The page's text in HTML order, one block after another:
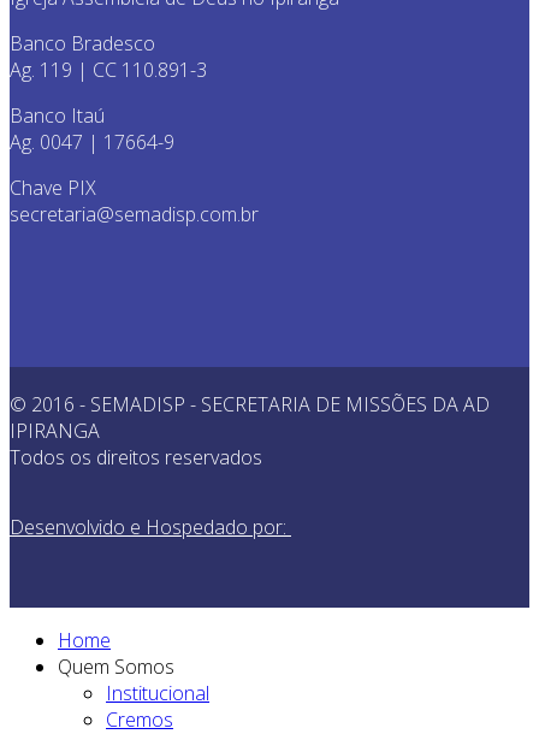
Banco Bradesco
Ag. 119 | CC 110.891-3
Banco Itaú
Ag. 0047 | 17664-9
Chave PIX
secretaria@semadisp.com.br
© 2016 - SEMADISP - SECRETARIA DE MISSÕES DA AD
IPIRANGA
Todos os direitos reservados
Desenvolvido e Hospedado por:
Home
Quem Somos
Institucional
Cremos